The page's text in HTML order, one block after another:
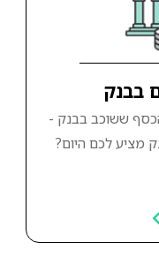
בבנק
ששוכב בבנק -
מציע לכם היום?